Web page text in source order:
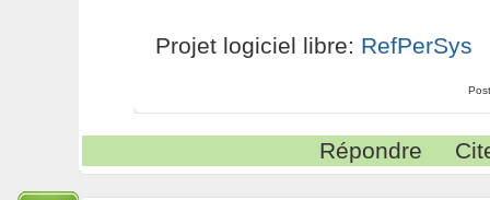
Projet logiciel libre: RefPerSys
Répondre